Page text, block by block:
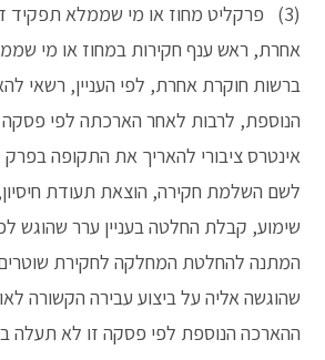
(3) פרקליט מחוז או מי שממלא תפקיד
אחרת, ראש ענף חקירות במחוז או מי
ברשות חוקרת אחרת, לפי העניין, רשאי
אינטרס ציבורי להאריך את התקופה בפרק
לשם השלמת חקירה, הוצאת תעודת
המתנה להחלטת המחלקה לחקירת שוטרים
שהוגשה אליה על ביצוע עבירה הקשורה
ההארכה הנוספת לפי פסקה זו לא תעלה